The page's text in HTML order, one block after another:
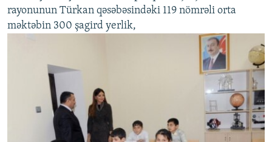
rayonunun Türkan qəsəbəsindəki 119 nömrəli orta
məktəbin 300 şagird yerlik,